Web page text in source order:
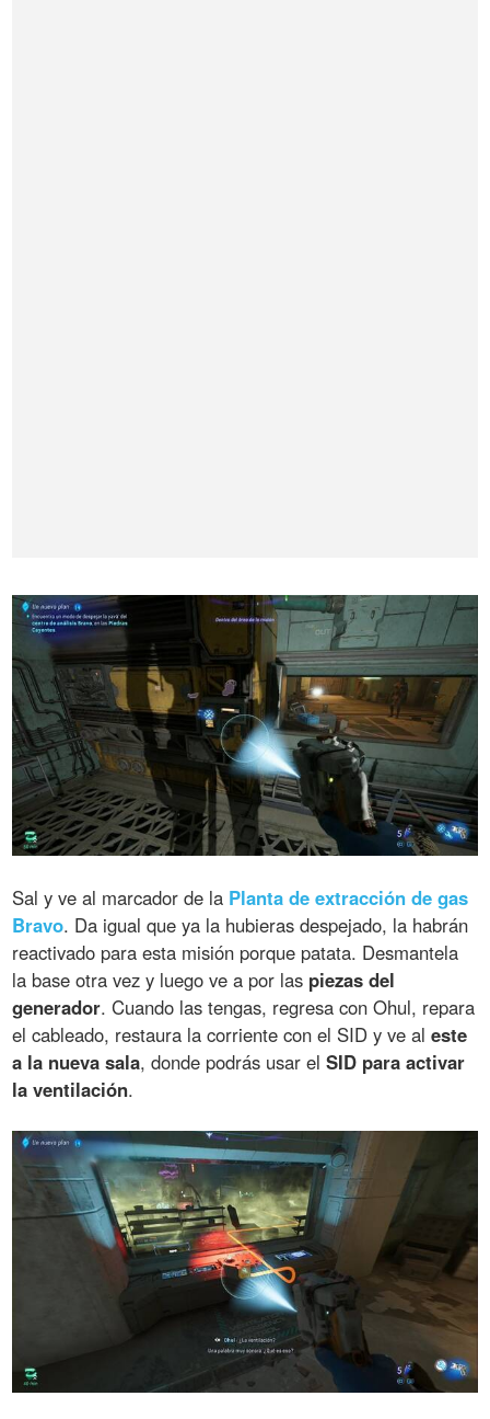
Sal y ve al marcador de la Planta de extracción de gas
Bravo. Da igual que ya la hubieras despejado, la habrán
reactivado para esta misión porque patata. Desmantela
la base otra vez y luego ve a por las piezas del
generador. Cuando las tengas, regresa con Ohul, repara
el cableado, restaura la corriente con el SID y ve aleste
a la nueva sala, donde podrás usar elSID para activar
la ventilación.